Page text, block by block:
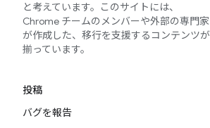
と考えています。このサイトには、
Chrome チームのメンバーや外部の専門家
が作成した、移行を支援するコンテンツが
揃っています。
投稿
バグを報告